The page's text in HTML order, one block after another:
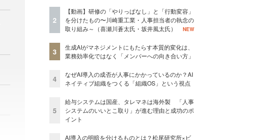
2
【動画】研修の「やりっぱなし」と「行動変容」
を分けたもの〜川崎重工業・人事担当者の執念の
取り組み～（喜瀬川蒼太氏・坂井風太氏）
NEW
3
生成AIがマネジメントにもたらす本質的変化は、
業務効率化ではなく「メンバーへの向き合い方」
4
なぜAI導入の成否が人事にかかっているのか？AI
ネイティブ組織をつくる「組織OS」という視点
5
給与システムは国産、タレマネは海外製 「人事
システムのいいとこ取り」が進む理由と成功のポ
イント
AI導入の明暗を分けるものとは？松尾研究所×ビ